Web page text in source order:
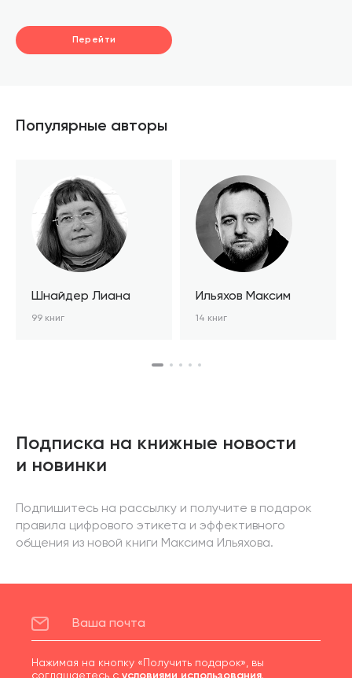
Перейти
Популярные авторы
Шнайдер Лиана
99 книг
Ильяхов Максим
14 книг
Подписка на книжные новости
и новинки
Подпишитесь на рассылку и получите в подарок
правила цифрового этикета и эффективного
общения из новой книги Максима Ильяхова.
Нажимая на кнопку «Получить подарок», вы
соглашаетесь с условиями использования.